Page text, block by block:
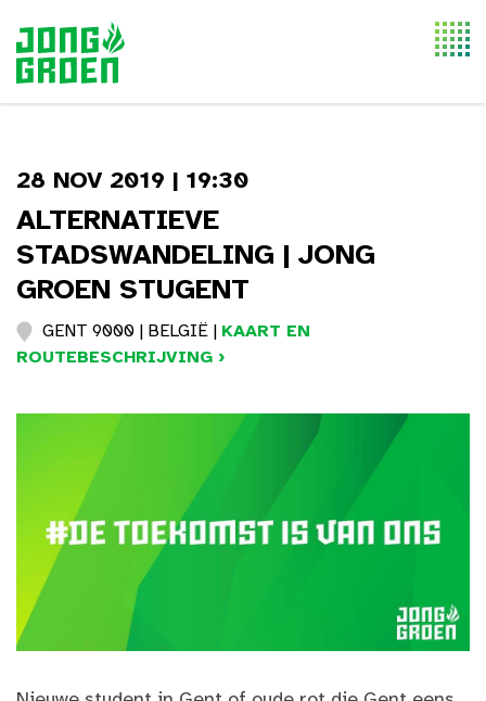
28 NOV 2019 | 19:30
ALTERNATIEVE
STADSWANDELING | JONG
GROEN STUGENT
GENT 9000 | BELGIË | KAART EN
ROUTEBESCHRIJVING ›